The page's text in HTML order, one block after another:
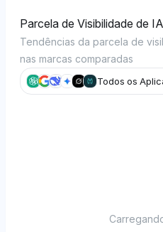
8
9
Parcela de Visibilidade de
Tendências da parcela de
nas marcas comparadas
Todos os